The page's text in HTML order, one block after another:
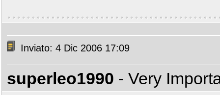
Inviato: 4 Dic 2006 17:09
superleo1990 - Very